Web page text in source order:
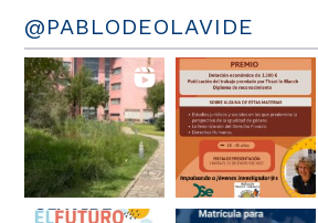
@PABLODEOLAVIDE